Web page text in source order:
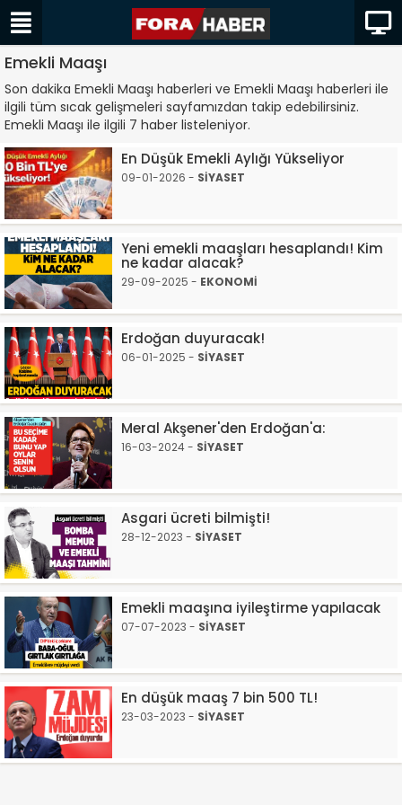
Emekli Maaşı
Son dakika Emekli Maaşı haberleri ve Emekli Maaşı haberleri ile
ilgili tüm sıcak gelişmeleri sayfamızdan takip edebilirsiniz.
Emekli Maaşı ile ilgili 7 haber listeleniyor.
En Düşük Emekli Aylığı Yükseliyor
09-01-2026 - SİYASET
Yeni emekli maaşları hesaplandı! Kim
ne kadar alacak?
29-09-2025 - EKONOMİ
Erdoğan duyuracak!
06-01-2025 - SİYASET
Meral Akşener'den Erdoğan'a:
16-03-2024 - SİYASET
Asgari ücreti bilmişti!
28-12-2023 - SİYASET
Emekli maaşına iyileştirme yapılacak
07-07-2023 - SİYASET
En düşük maaş 7 bin 500 TL!
23-03-2023 - SİYASET